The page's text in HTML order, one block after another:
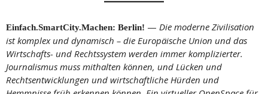
Einfach.SmartCity.Machen: Berlin! — Die moderne Zivilisation
ist komplex und dynamisch – die Europäische Union und das
Wirtschafts- und Rechtssystem werden immer komplizierter.
Journalismus muss mithalten können, und Lücken und
Rechtsentwicklungen und wirtschaftliche Hürden und